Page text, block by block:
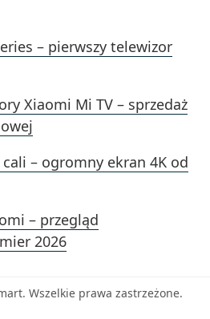
– pierwszy telewizor
Xiaomi Mi TV – sprzedaż
– ogromny ekran 4K od
– przegląd
2026
Wszelkie prawa zastrzeżone.